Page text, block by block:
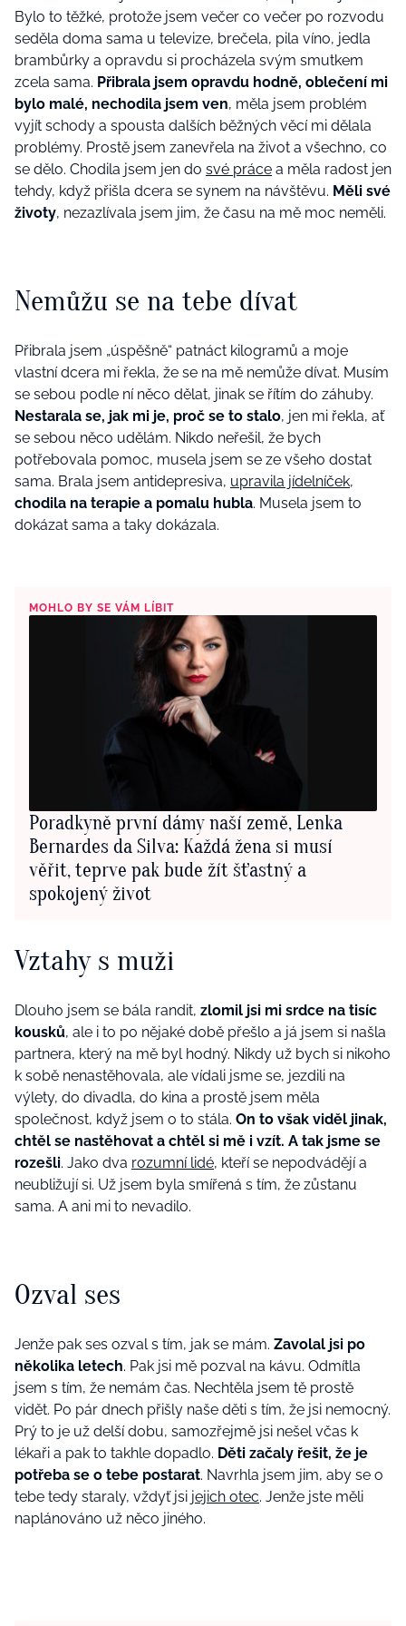
Bylo to těžké, protože jsem večer co večer po rozvodu
seděla doma sama u televize, brečela, pila víno, jedla
brambůrky a opravdu si procházela svým smutkem
zcela sama. Přibrala jsem opravdu hodně, oblečení mi
bylo malé, nechodila jsem ven, měla jsem problém
vyjít schody a spousta dalších běžných věcí mi dělala
problémy. Prostě jsem zanevřela na život a všechno, co
se dělo. Chodila jsem jen do své práce a měla radost jen
tehdy, když přišla dcera se synem na návštěvu. Měli své
životy, nezazlívala jsem jim, že času na mě moc neměli.
Nemůžu se na tebe dívat
Přibrala jsem „úspěšně“ patnáct kilogramů a moje
vlastní dcera mi řekla, že se na mě nemůže dívat. Musím
se sebou podle ní něco dělat, jinak se řítím do záhuby.
Nestarala se, jak mi je, proč se to stalo, jen mi řekla, ať
se sebou něco udělám. Nikdo neřešil, že bych
potřebovala pomoc, musela jsem se ze všeho dostat
sama. Brala jsem antidepresiva, upravila jídelníček,
chodila na terapie a pomalu hubla. Musela jsem to
dokázat sama a taky dokázala.
MOHLO BY SE VÁM LÍBIT
Poradkyně první dámy naší země, Lenka
Bernardes da Silva: Každá žena si musí
věřit, teprve pak bude žít šťastný a
spokojený život
Vztahy s muži
Dlouho jsem se bála randit, zlomil jsi mi srdce na tisíc
kousků, ale i to po nějaké době přešlo a já jsem si našla
partnera, který na mě byl hodný. Nikdy už bych si nikoho
k sobě nenastěhovala, ale vídali jsme se, jezdili na
výlety, do divadla, do kina a prostě jsem měla
společnost, když jsem o to stála. On to však viděl jinak,
chtěl se nastěhovat a chtěl si mě i vzít. A tak jsme se
rozešli. Jako dva rozumní lidé, kteří se nepodvádějí a
neubližují si. Už jsem byla smířená s tím, že zůstanu
sama. A ani mi to nevadilo.
Ozval ses
Jenže pak ses ozval s tím, jak se mám. Zavolal jsi po
několika letech. Pak jsi mě pozval na kávu. Odmítla
jsem s tím, že nemám čas. Nechtěla jsem tě prostě
vidět. Po pár dnech přišly naše děti s tím, že jsi nemocný.
Prý to je už delší dobu, samozřejmě jsi nešel včas k
lékaři a pak to takhle dopadlo. Děti začaly řešit, že je
potřeba se o tebe postarat. Navrhla jsem jim, aby se o
tebe tedy staraly, vždyť jsi jejich otec. Jenže jste měli
naplánováno už něco jiného.